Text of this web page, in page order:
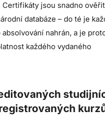
Certifikáty jsou snadno
databáze – do té je
nahrán, a je
každého vydaného